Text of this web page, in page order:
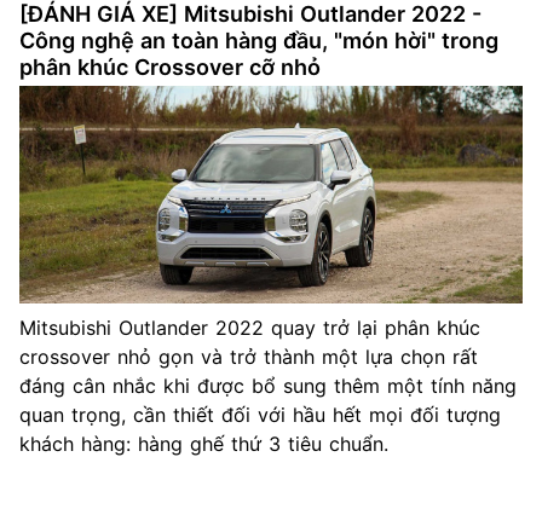
[ĐÁNH GIÁ XE] Mitsubishi Outlander 2022 -
Công nghệ an toàn hàng đầu, "món hời" trong
phân khúc Crossover cỡ nhỏ
Mitsubishi Outlander 2022 quay trở lại phân khúc
crossover nhỏ gọn và trở thành một lựa chọn rất
đáng cân nhắc khi được bổ sung thêm một tính năng
quan trọng, cần thiết đối với hầu hết mọi đối tượng
khách hàng: hàng ghế thứ 3 tiêu chuẩn.